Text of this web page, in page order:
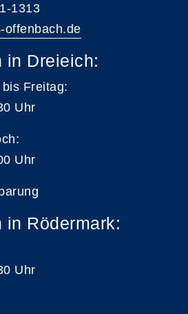
1313
offenbach.de
in Dreieich:
Freitag:
Uhr
Uhr
in Rödermark:
Uhr